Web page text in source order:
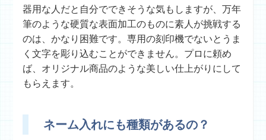
器用な人だと自分でできそうな気もしますが、万年
筆のような硬質な表面加工のものに素人が挑戦する
のは、かなり困難です。専用の刻印機でないとうま
く文字を彫り込むことができません。プロに頼め
ば、オリジナル商品のような美しい仕上がりにして
もらえます。
ネーム入れにも種類があるの？